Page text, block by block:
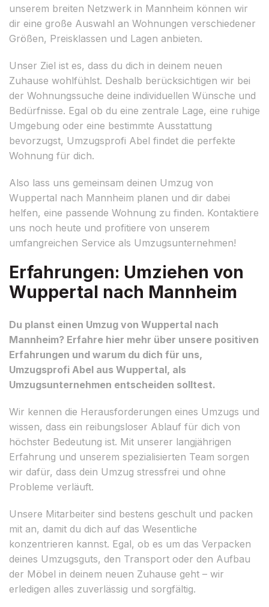
unserem breiten Netzwerk in Mannheim können wir
dir eine große Auswahl an Wohnungen verschiedener
Größen, Preisklassen und Lagen anbieten.
Unser Ziel ist es, dass du dich in deinem neuen
Zuhause wohlfühlst. Deshalb berücksichtigen wir bei
der Wohnungssuche deine individuellen Wünsche und
Bedürfnisse. Egal ob du eine zentrale Lage, eine ruhige
Umgebung oder eine bestimmte Ausstattung
bevorzugst, Umzugsprofi Abel findet die perfekte
Wohnung für dich.
Also lass uns gemeinsam deinen Umzug von
Wuppertal nach Mannheim planen und dir dabei
helfen, eine passende Wohnung zu finden. Kontaktiere
uns noch heute und profitiere von unserem
umfangreichen Service als Umzugsunternehmen!
Erfahrungen: Umziehen von
Wuppertal nach Mannheim
Du planst einen Umzug von Wuppertal nach
Mannheim? Erfahre hier mehr über unsere positiven
Erfahrungen und warum du dich für uns,
Umzugsprofi Abel aus Wuppertal, als
Umzugsunternehmen entscheiden solltest.
Wir kennen die Herausforderungen eines Umzugs und
wissen, dass ein reibungsloser Ablauf für dich von
höchster Bedeutung ist. Mit unserer langjährigen
Erfahrung und unserem spezialisierten Team sorgen
wir dafür, dass dein Umzug stressfrei und ohne
Probleme verläuft.
Unsere Mitarbeiter sind bestens geschult und packen
mit an, damit du dich auf das Wesentliche
konzentrieren kannst. Egal, ob es um das Verpacken
deines Umzugsguts, den Transport oder den Aufbau
der Möbel in deinem neuen Zuhause geht – wir
erledigen alles zuverlässig und sorgfältig.